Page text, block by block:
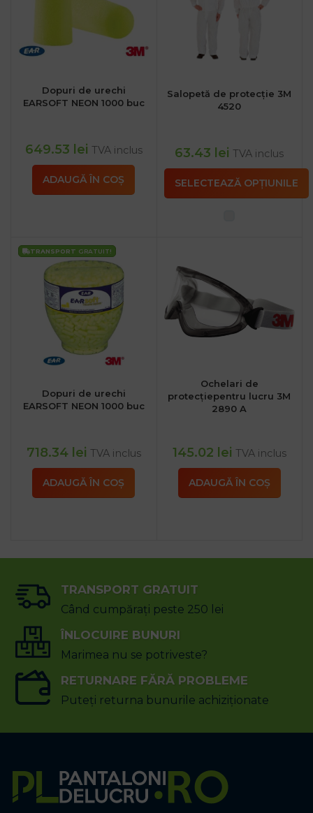
Dopuri de urechi
EARSOFT NEON 1000 buc
649.53 lei TVA inclus
ADAUGĂ ÎN COȘ
Salopetă de protecție 3M
4520
63.43 lei TVA inclus
SELECTEAZĂ OPȚIUNILE
TRANSPORT GRATUIT!
Dopuri de urechi
EARSOFT NEON 1000 buc
718.34 lei TVA inclus
ADAUGĂ ÎN COȘ
Ochelari de
protecțiepentru lucru 3M
2890 A
145.02 lei TVA inclus
ADAUGĂ ÎN COȘ
TRANSPORT GRATUIT
Când cumpărați peste 250 lei
ÎNLOCUIRE BUNURI
Marimea nu se potriveste?
RETURNARE FĂRĂ PROBLEME
Puteți returna bunurile achiziționate